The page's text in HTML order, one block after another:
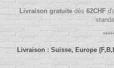
Livraison gratuitedès62CHF
Livraison : Suisse, Europe